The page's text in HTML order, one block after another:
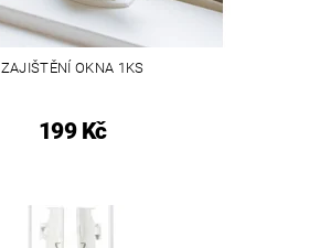
ZAJIŠTĚNÍ OKNA 1KS
199 Kč